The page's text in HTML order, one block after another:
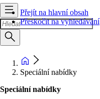
Přejít na hlavní obsah
Přeskočit na vyhledávání
Speciální nabídky
Speciální nabídky